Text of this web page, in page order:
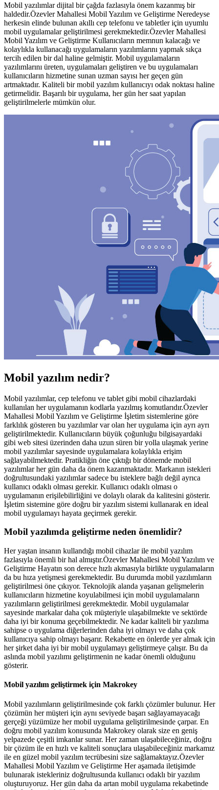
Mobil yazılımlar dijital bir çağda fazlasıyla önem kazanmış bir
haldedir.Özevler Mahallesi Mobil Yazılım ve Geliştirme Neredeyse
herkesin elinde bulunan akıllı cep telefonu ve tabletler için uyumlu
mobil uygulamalar geliştirilmesi gerekmektedir.Özevler Mahallesi
Mobil Yazılım ve Geliştirme Kullanıcıların memnun kalacağı ve
kolaylıkla kullanacağı uygulamaların yazılımlarını yapmak sıkça
tercih edilen bir dal haline gelmiştir. Mobil uygulamaların
yazılımlarını üreten, uygulamaları geliştiren ve bu uygulamaları
kullanıcıların hizmetine sunan uzman sayısı her geçen gün
artmaktadır. Kaliteli bir mobil yazılım kullanıcıyı odak noktası haline
getirmelidir. Başarılı bir uygulama, her gün her saat yapılan
geliştirilmelerle mümkün olur.
Mobil yazılım nedir?
Mobil yazılımlar, cep telefonu ve tablet gibi mobil cihazlardaki
kullanılan her uygulamanın kodlarla yazılmış komutlarıdır.Özevler
Mahallesi Mobil Yazılım ve Geliştirme İşletim sistemlerine göre
farklılık gösteren bu yazılımlar var olan her uygulama için ayrı ayrı
geliştirilmektedir. Kullanıcıların büyük çoğunluğu bilgisayardaki
gibi web sitesi üzerinden daha uzun süren bir yolla ulaşmak yerine
mobil yazılımlar sayesinde uygulamalara kolaylıkla erişim
sağlayabilmektedir. Pratikliğin öne çıktığı bir dönemde mobil
yazılımlar her gün daha da önem kazanmaktadır. Markanın istekleri
doğrultusundaki yazılımlar sadece bu isteklere bağlı değil ayrıca
kullanıcı odaklı olması gerekir. Kullanıcı odaklı olması o
uygulamanın erişilebilirliğini ve dolaylı olarak da kalitesini gösterir.
İşletim sistemine göre doğru bir yazılım sistemi kullanarak en ideal
mobil uygulamayı hayata geçirmek gerekir.
Mobil yazılımda geliştirme neden önemlidir?
Her yaştan insanın kullandığı mobil cihazlar ile mobil yazılım
fazlasıyla önemli bir hal almıştır.Özevler Mahallesi Mobil Yazılım ve
Geliştirme Hayatın son derece hızlı akmasıyla birlikte uygulamaların
da bu hıza yetişmesi gerekmektedir. Bu durumda mobil yazılımların
geliştirilmesi öne çıkıyor. Teknolojik alanda yaşanan gelişmelerin
kullanıcıların hizmetine koyulabilmesi için mobil uygulamaların
yazılımların geliştirilmesi gerekmektedir. Mobil uygulamalar
sayesinde markalar daha çok müşteriyle ulaşabilmekte ve sektörde
daha iyi bir konuma geçebilmektedir. Ne kadar kaliteli bir yazılıma
sahipse o uygulama diğerlerinden daha iyi olmayı ve daha çok
kullanıcıya sahip olmayı başarır. Rekabette en önlerde yer almak için
her şirket daha iyi bir mobil uygulamayı geliştirmeye çalışır. Bu da
aslında mobil yazılımı geliştirmenin ne kadar önemli olduğunu
gösterir.
Mobil yazılım geliştirmek için Makrokey
Mobil yazılımların geliştirilmesinde çok farklı çözümler bulunur. Her
çözümün her müşteri için aynı seviyede başarı sağlayamayacağı
gerçeği yüzümüze her mobil uygulama geliştirilmesinde çarpar. En
doğru mobil yazılım konusunda Makrokey olarak size en geniş
yelpazede çeşitli imkanlar sunar. Her zaman ulaşabileceğiniz, doğru
bir çözüm ile en hızlı ve kaliteli sonuçlara ulaşabileceğiniz markamız
ile en güzel mobil yazılım tecrübesini size sağlamaktayız.Özevler
Mahallesi Mobil Yazılım ve Geliştirme Her aşamada iletişimde
bulunarak istekleriniz doğrultusunda kullanıcı odaklı bir yazılım
oluşturuyoruz. Her gün daha da artan mobil uygulama rekabetinde